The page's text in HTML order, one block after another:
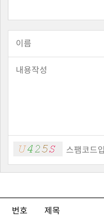
번호 제목